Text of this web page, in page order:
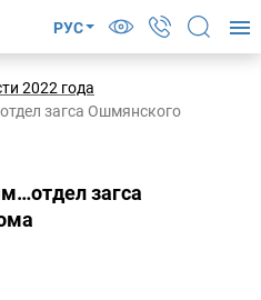
РУС
2022 года
загса Ошмянского
загса